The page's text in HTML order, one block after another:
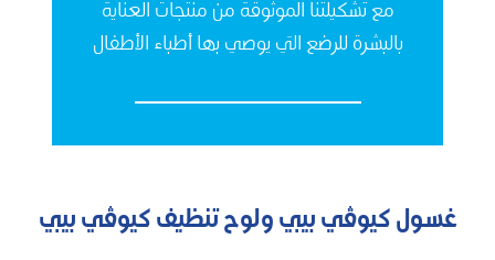
مع تشكيلتنا الموثوقة من منتجات العناية
بالبشرة للرضع التي يوصي بها أطباء الأطفال
غسول كيوڤي بيبي ولوح تنظيف كيوڤي بيبي